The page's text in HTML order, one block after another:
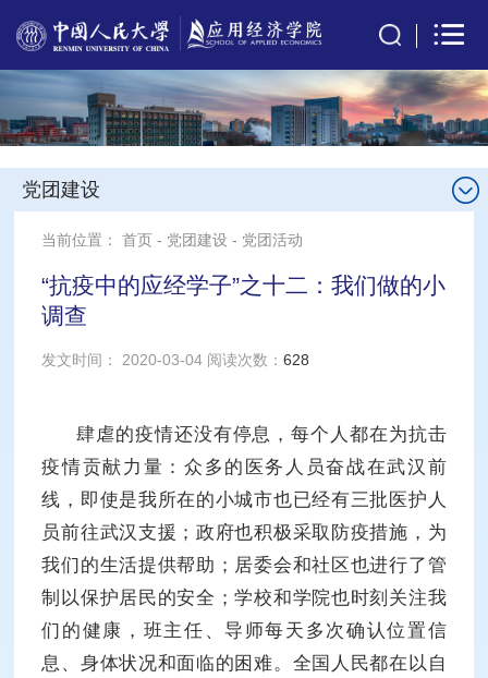
党团建设
当前位置：首页 - 党团建设 - 党团活动
“抗疫中的应经学子”之十二：我们做的小
调查
发文时间： 2020-03-04 阅读次数：628
肆虐的疫情还没有停息，每个人都在为抗击
疫情贡献力量：众多的医务人员奋战在武汉前
线，即使是我所在的小城市也已经有三批医护人
员前往武汉支援；政府也积极采取防疫措施，为
我们的生活提供帮助；居委会和社区也进行了管
制以保护居民的安全；学校和学院也时刻关注我
们的健康，班主任、导师每天多次确认位置信
息、身体状况和面临的困难。全国人民都在以自